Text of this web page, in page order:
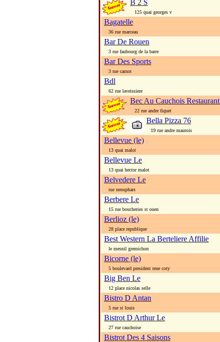
B 2 S
125 quai georges v
Bagatelle
36 rue marceau
Bar De Rouen
3 rue faubourg de la barre
Bar Des Sports
3 rue carnot
Bdl
62 rue laveissiere
Bec Au Cauchois
22 rue andre fiquet
Bella Pizza 76
19 rue andre maurois
Bellevue (le)
13 quai malot
Bellevue Le
13 quai hector malot
Belvedere Le
rue nenuphars
Berbere Le
15 rue boucheries st ouen
Berlioz (le)
28 place republique
Best Western La Berteliere Affilie
le mesnil gremichon
Bicorne (le)
5 boulevard president rene coty
Big Ben Le
12 place nicolas selle
Bistro D Antan
5 rue st louis
Bistrot D Arthur Le
27 rue cauchoise
Bistrot Des 4 Saisons